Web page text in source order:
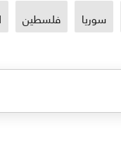
سوريا فلسطين